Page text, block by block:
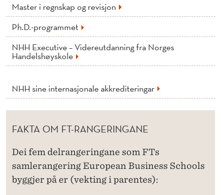
Master i regnskap og revisjon
Ph.D.-programmet
NHH Executive – Videreutdanning fra Norges
Handelshøyskole
NHH sine internasjonale akkrediteringar
FAKTA OM FT-RANGERINGANE
Dei fem delrangeringane som FTs
samlerangering European Business Schools
byggjer på er (vekting i parentes):